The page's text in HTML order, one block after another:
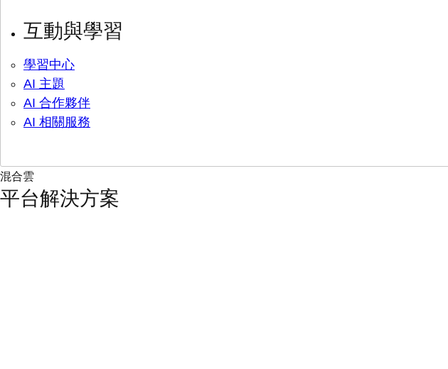
互動與學習
學習中心
AI 主題
AI 合作夥伴
AI 相關服務
混合雲
平台解決方案